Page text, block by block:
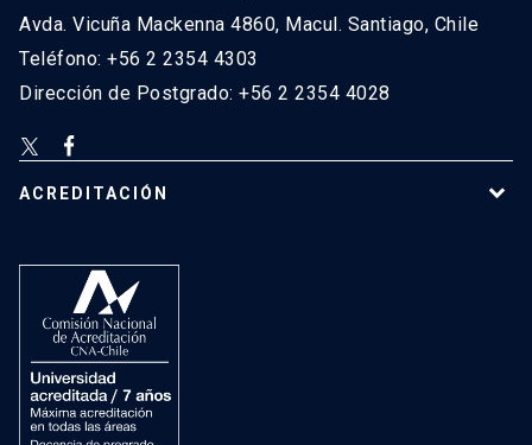
Avda. Vicuña Mackenna 4860, Macul. Santiago, Chile
Teléfono: +56 2 2354 4303
Dirección de Postgrado: +56 2 2354 4028
ACREDITACIÓN